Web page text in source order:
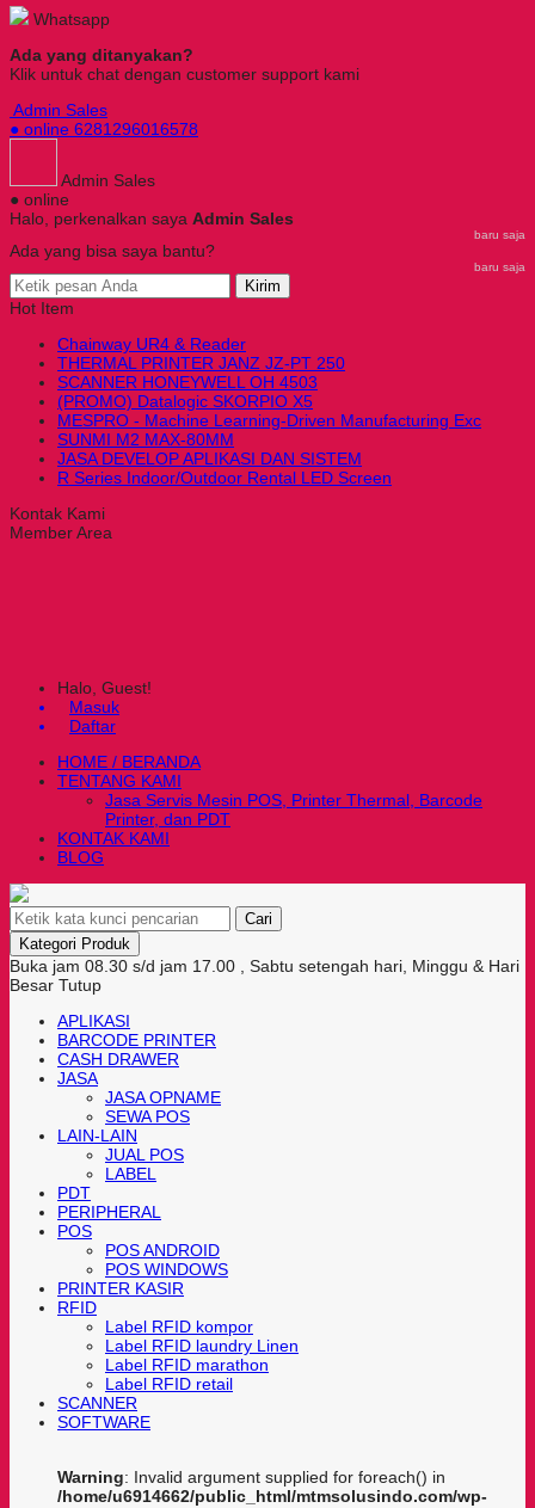
Whatsapp
Ada yang ditanyakan?
Klik untuk chat dengan customer support kami
Admin Sales
● online 6281296016578
Admin Sales
● online
Halo, perkenalkan saya Admin Sales
baru saja
Ada yang bisa saya bantu?
baru saja
Kirim
Hot Item
Chainway UR4 & Reader
THERMAL PRINTER JANZ JZ-PT 250
SCANNER HONEYWELL OH 4503
(PROMO) Datalogic SKORPIO X5
MESPRO - Machine Learning-Driven Manufacturing Exc
SUNMI M2 MAX-80MM
JASA DEVELOP APLIKASI DAN SISTEM
R Series Indoor/Outdoor Rental LED Screen
Kontak Kami
Member Area
Halo, Guest!
Masuk
Daftar
HOME / BERANDA
TENTANG KAMI
Jasa Servis Mesin POS, Printer Thermal, Barcode
Printer, dan PDT
KONTAK KAMI
BLOG
Cari
Kategori Produk
Buka jam 08.30 s/d jam 17.00 , Sabtu setengah hari, Minggu & Hari
Besar Tutup
APLIKASI
BARCODE PRINTER
CASH DRAWER
JASA
JASA OPNAME
SEWA POS
LAIN-LAIN
JUAL POS
LABEL
PDT
PERIPHERAL
POS
POS ANDROID
POS WINDOWS
PRINTER KASIR
RFID
Label RFID kompor
Label RFID laundry Linen
Label RFID marathon
Label RFID retail
SCANNER
SOFTWARE
Warning: Invalid argument supplied for foreach() in
/home/u6914662/public_html/mtmsolusindo.com/wp-